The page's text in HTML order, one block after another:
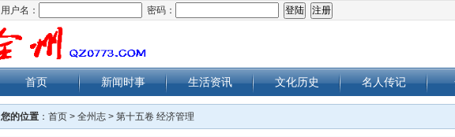
用户名： 密码：
首页 新闻时事 生活资讯 文化历史 名人传记
您的位置 ： 首页 > 全州志 > 第十五卷 经济管理